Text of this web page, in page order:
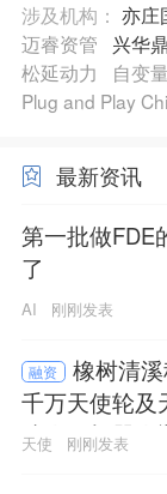
涉及机构： 亦庄
迈睿资管
兴华
松延动力
自变
Plug and Play
最新资讯
第一批做FDE
了
AI 刚刚发表
融资
橡树清
千万天使轮及
造人形机器人
天使 刚刚发表